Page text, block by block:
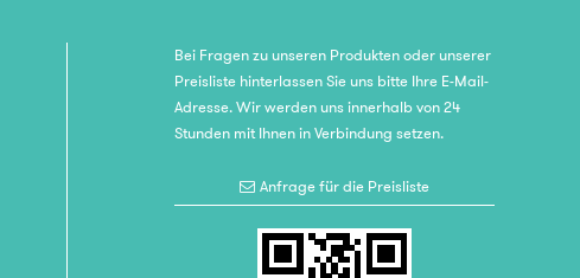
Bei Fragen zu unseren Produkten oder unserer
Preisliste hinterlassen Sie uns bitte Ihre E-Mail-
Adresse. Wir werden uns innerhalb von 24
Stunden mit Ihnen in Verbindung setzen.
Anfrage für die Preisliste